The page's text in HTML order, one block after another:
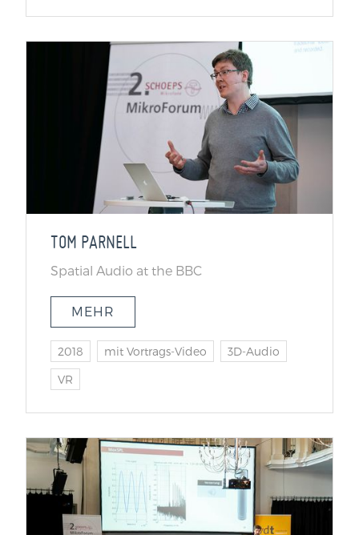
TOM PARNELL
Spatial Audio at the BBC
MEHR
2018 mit Vortrags-Video 3D-Audio
VR